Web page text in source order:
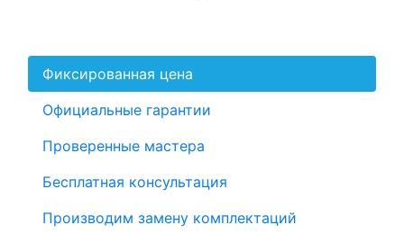
Фиксированная цена
Официальные гарантии
Проверенные мастера
Бесплатная консультация
Производим замену комплектаций